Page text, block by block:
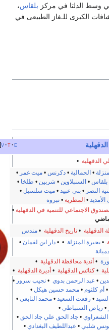
مركزبلقاس،
الطبيعى في
دكرنس•ميت غمر•
•شربين•طلخا•
•ميت سلسيل•
•نبروه
في الدقهلية•
الدقهلية•مندس
• •دار ابن لقمان •
الدقهلية •
•أديرة الدقهلية•
بدوي •نجيب سرور•
حسين هيكل•
•محمد التابعي•
•
علي جاد الحق•
البغدادي•